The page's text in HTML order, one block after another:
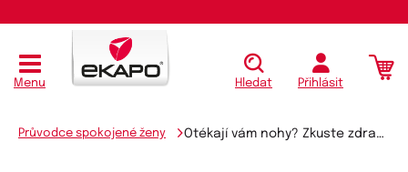
Menu Hledat Přihlásit
Průvodce spokojené ženy Otékají vám nohy? Zkuste zdravotní ponožky!